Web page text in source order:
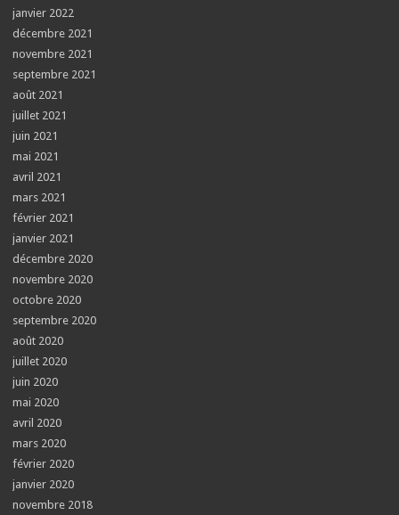
janvier 2022
décembre 2021
novembre 2021
septembre 2021
août 2021
juillet 2021
juin 2021
mai 2021
avril 2021
mars 2021
février 2021
janvier 2021
décembre 2020
novembre 2020
octobre 2020
septembre 2020
août 2020
juillet 2020
juin 2020
mai 2020
avril 2020
mars 2020
février 2020
janvier 2020
novembre 2018